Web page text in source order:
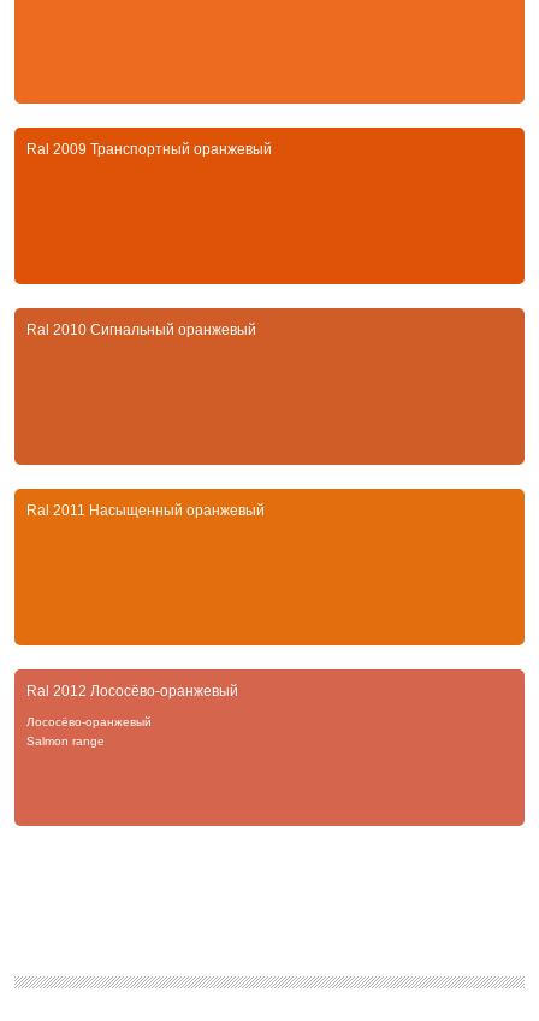
Ral 2009 Транспортный оранжевый
Ral 2010 Сигнальный оранжевый
Ral 2011 Насыщенный оранжевый
Ral 2012 Лососёво-оранжевый
Лососёво-оранжевый
Salmon range